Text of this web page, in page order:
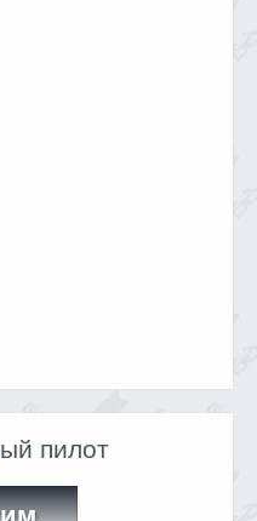
пилот